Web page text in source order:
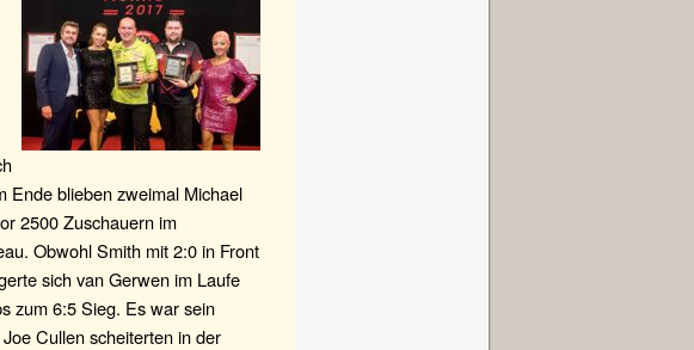
Ende blieben zweimal Michael
2500 Zuschauern im
Obwohl Smith mit 2:0 in Front
sich van Gerwen im Laufe
zum 6:5 Sieg. Es war sein
Cullen scheiterten in der